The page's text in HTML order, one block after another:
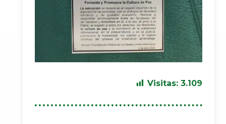
Visitas: 3.109